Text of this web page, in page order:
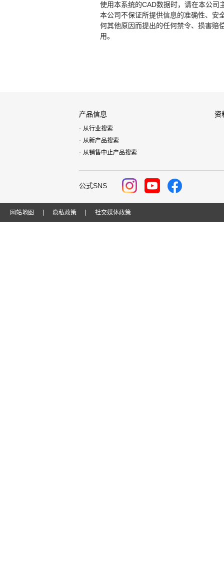
使用本系统的CAD数据时，请在本公司
本公司不保证所提供信息的准确性、安
何其他原因而提出的任何禁令、损害赔
用。
产品信息
从行业搜索
从新产品搜索
从销售中止产品搜索
资
公式SNS
网站地图 隐私政策 社交媒体政策